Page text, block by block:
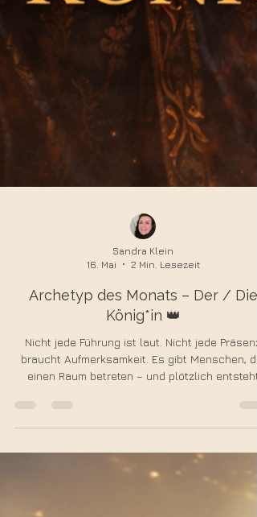
Sandra Klein
16. Mai
2 Min. Lesezeit
Archetyp des Monats – Der / Die
König*in 👑
Sondern durch Haltung. Oft wirkt in ihnen der
Archetyp des Königs. Der König ist kein
Herrscher im alten Sinne. Er ist keine
die über andere bestimmt. Und auch kein